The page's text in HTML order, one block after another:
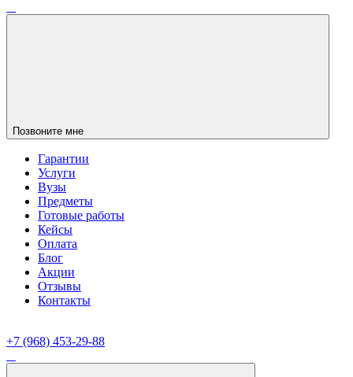
Позвоните мне
Гарантии
Услуги
Вузы
Предметы
Готовые работы
Кейсы
Оплата
Блог
Акции
Отзывы
Контакты
+7 (968) 453-29-88